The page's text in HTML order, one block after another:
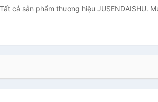
Tất cả sản phẩm thương hiệu JUSENDAISHU.